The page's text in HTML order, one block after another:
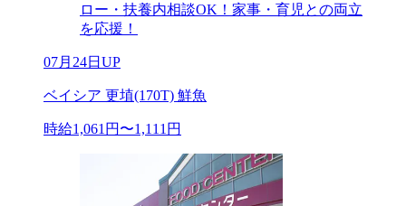
ロー・扶養内相談OK！家事・育児との両立
を応援！
07月24日UP
ベイシア 更埴(170T) 鮮魚
時給1,061円〜1,111円